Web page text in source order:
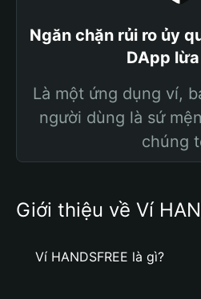
Ngăn chặn rủi ro ủy
DApp
Là một ứng dụng ví,
người dùng là sứ
chúng
Giới thiệu về Ví
Ví HANDSFREE là gì?